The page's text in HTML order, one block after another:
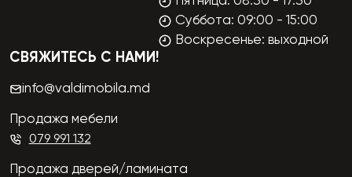
Суббота: 09:00 - 15:00
Воскресенье: выходной
СВЯЖИТЕСЬ С НАМИ!
info@valdimobila.md
Продажа мебели
079 991 132
Продажа дверей/ламината